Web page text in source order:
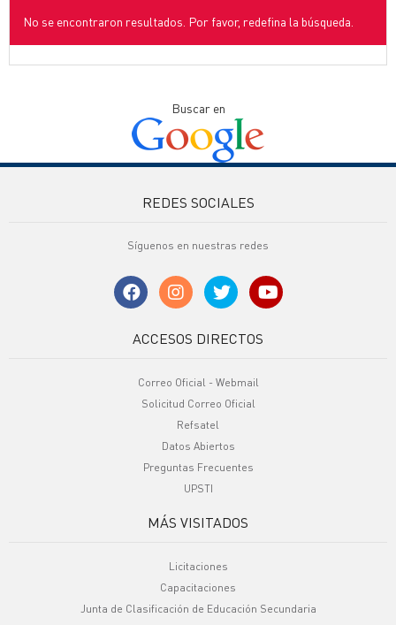
No se encontraron resultados. Por favor, redefina la búsqueda.
Buscar en
REDES SOCIALES
Síguenos en nuestras redes
ACCESOS DIRECTOS
Correo Oficial - Webmail
Solicitud Correo Oficial
Refsatel
Datos Abiertos
Preguntas Frecuentes
UPSTI
MÁS VISITADOS
Licitaciones
Capacitaciones
Junta de Clasificación de Educación Secundaria